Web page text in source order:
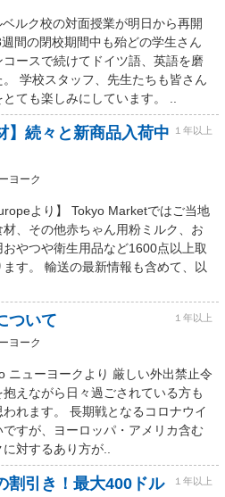
ルク校の対面授業が明日から再開
間の閉校期間中も殆どの学生さん
ースで続けてドイツ語、英語を磨
。 学校スタッフ、先生たちも皆さん
ても楽しみにしています。 ..
】続々と新商品入荷中
１年以上
ヨーク
より】 Tokyo Marketではご当地
、その他赤ちゃん用粉ミルク、お
やつや衛生用品など1600点以上取
ます。 輸送の最新情報も含めて、以
ついて １年以上
ヨーク
ニューヨークより 厳しい外出禁止令
えながら日々過ごされている方も
れます。 長期戦となるコロナウイ
ですが、ヨーロッパ・アメリカ含む
対するあり方が..
割引き！最大400ドル
１年以上